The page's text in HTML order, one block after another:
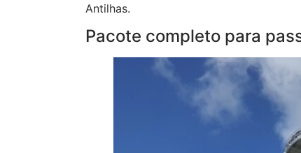
Antilhas.
Pacote completo para